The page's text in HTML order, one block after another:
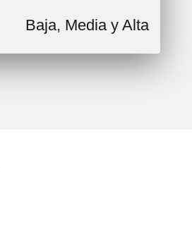
Baja, Media y Alta